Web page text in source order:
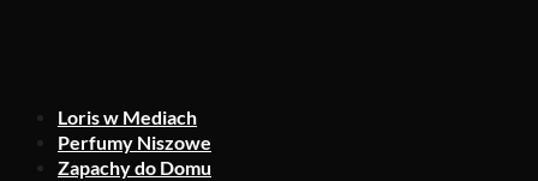
Loris w Mediach
Perfumy Niszowe
Zapachy do Domu